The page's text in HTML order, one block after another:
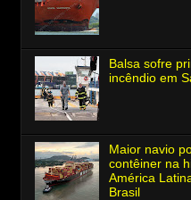
Balsa sofre
incêndio em
Maior navio
contêiner na
América
Brasil